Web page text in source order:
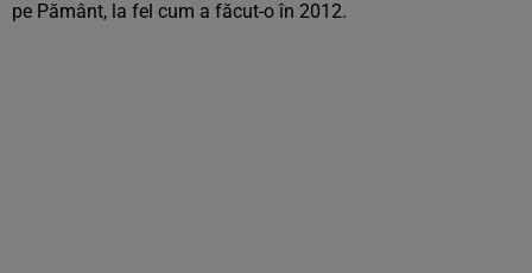
pe Pământ, la fel cum a făcut-o în 2012.